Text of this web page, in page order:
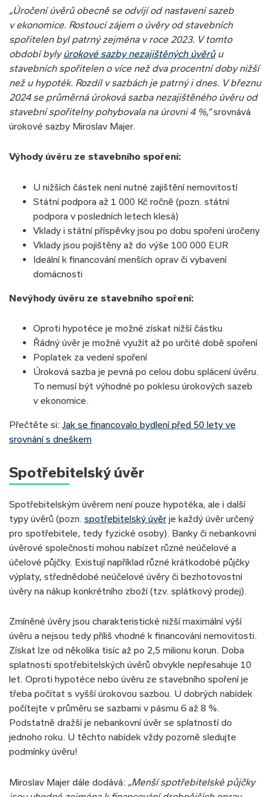
„Úročení úvěrů obecně se odvíjí od nastavení sazeb
v ekonomice. Rostoucí zájem o úvěry od stavebních
spořitelen byl patrný zejména v roce 2023. V tomto
období bylyúrokové sazby nezajištěných úvěrůu
stavebních spořitelen o více než dva procentní doby nižší
než u hypoték. Rozdíl v sazbách je patrný i dnes. V březnu
2024 se průměrná úroková sazba nezajištěného úvěru od
stavební spořitelny pohybovala na úrovni 4 %,“srovnává
úrokové sazby Miroslav Majer.
Výhody úvěru ze stavebního spoření:
U nižších částek není nutné zajištění nemovitostí
Státní podpora až 1 000 Kč ročně (pozn. státní
podpora v posledních letech klesá)
Vklady i státní příspěvky jsou po dobu spoření úročeny
Vklady jsou pojištěny až do výše 100 000 EUR
Ideální k financování menších oprav či vybavení
domácnosti
Nevýhody úvěru ze stavebního spoření:
Oproti hypotéce je možné získat nižší částku
Řádný úvěr je možné využít až po určité době spoření
Poplatek za vedení spoření
Úroková sazba je pevná po celou dobu splácení úvěru.
To nemusí být výhodné po poklesu úrokových sazeb
v ekonomice.
Přečtěte si: Jak se financovalo bydlení před 50 lety ve
srovnání s dneškem
Spotřebitelský úvěr
Spotřebitelským úvěrem není pouze hypotéka, ale i další
typy úvěrů (pozn. spotřebitelský úvěr je každý úvěr určený
pro spotřebitele, tedy fyzické osoby). Banky či nebankovní
úvěrové společnosti mohou nabízet různé neúčelové a
účelové půjčky. Existují například různé krátkodobé půjčky
výplaty, střednědobé neúčelové úvěry či bezhotovostní
úvěry na nákup konkrétního zboží (tzv. splátkový prodej).
Zmíněné úvěry jsou charakteristické nižší maximální výší
úvěru a nejsou tedy příliš vhodné k financování nemovitosti.
Získat lze od několika tisíc až po 2,5 milionu korun. Doba
splatnosti spotřebitelských úvěrů obvykle nepřesahuje 10
let. Oproti hypotéce nebo úvěru ze stavebního spoření je
třeba počítat s vyšší úrokovou sazbou. U dobrých nabídek
počítejte v průměru se sazbami v pásmu 6 až 8 %.
Podstatně dražší je nebankovní úvěr se splatností do
jednoho roku. U těchto nabídek vždy pozorně sledujte
podmínky úvěru!
Miroslav Majer dále dodává: „Menší spotřebitelské půjčky